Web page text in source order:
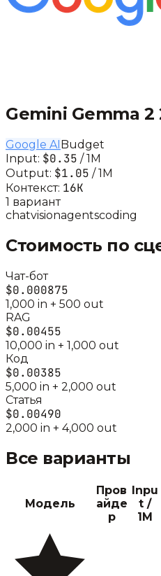
Gemini Gemma 2
Google AIBudget
Input: $0.35 / 1M
Output: $1.05 / 1M
Контекст: 16K
1 вариант
chatvisionagentscoding
Стоимость по
Чат-бот
$0.000875
1,000 in + 500 out
RAG
$0.00455
10,000 in + 1,000 out
Код
$0.00385
5,000 in + 2,000 out
Статья
$0.00490
2,000 in + 4,000 out
Все варианты
Модель
Пров
айде
р
Inpu
t /
1M